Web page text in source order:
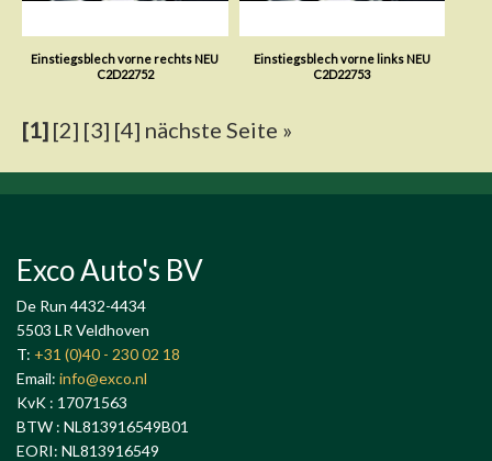
Einstiegsblech vorne rechts NEU
C2D22752
Einstiegsblech vorne links NEU
C2D22753
[1] [2] [3] [4] nächste Seite »
Exco Auto's BV
De Run 4432-4434
5503 LR Veldhoven
T: +31 (0)40 - 230 02 18
Email: info@exco.nl
KvK : 17071563
BTW : NL813916549B01
EORI: NL813916549